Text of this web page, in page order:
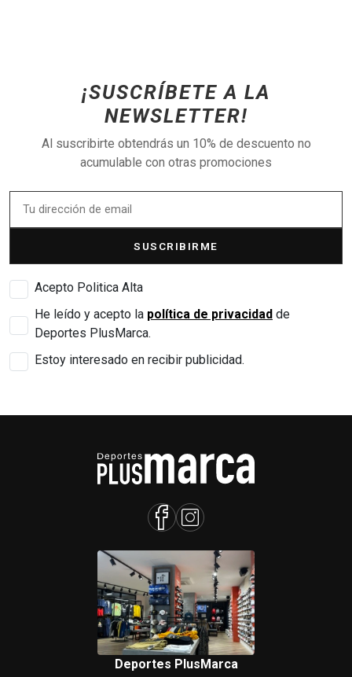
¡SUSCRÍBETE A LA
NEWSLETTER!
Al suscribirte obtendrás un 10% de descuento no
acumulable con otras promociones
SUSCRIBIRME
Acepto Politica Alta
He leído y acepto la política de privacidad de
Deportes PlusMarca.
Estoy interesado en recibir publicidad.
Deportes PlusMarca